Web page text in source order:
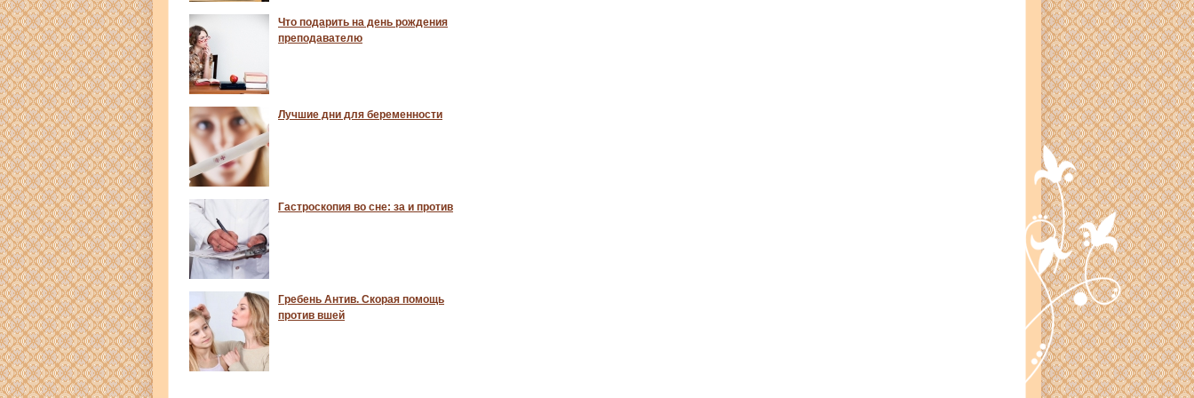
Что подарить на день рождения
преподавателю
Лучшие дни для беременности
Гастроскопия во сне: за и против
Гребень Антив. Скорая помощь
против вшей